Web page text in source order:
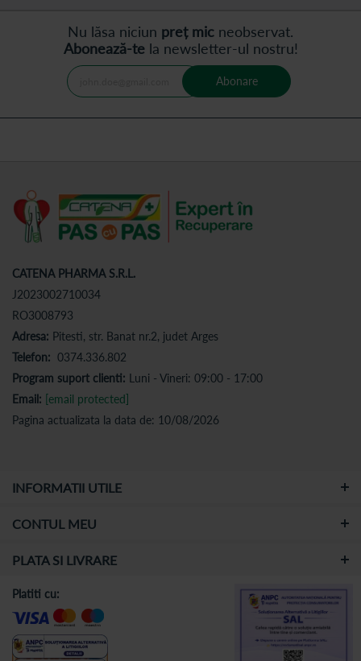
Nu lăsa niciun preț mic neobservat.
Abonează-tela newsletter-ul nostru!
Abonare
CATENA PHARMA S.R.L.
J2023002710034
RO3008793
Adresa: Pitesti, str. Banat nr.2, judet Arges
Telefon: 0374.336.802
Program suport clienti: Luni - Vineri: 09:00 - 17:00
Email: [email protected]
Pagina actualizata la data de: 10/08/2026
INFORMATII UTILE
CONTUL MEU
PLATA SI LIVRARE
Platiti cu: